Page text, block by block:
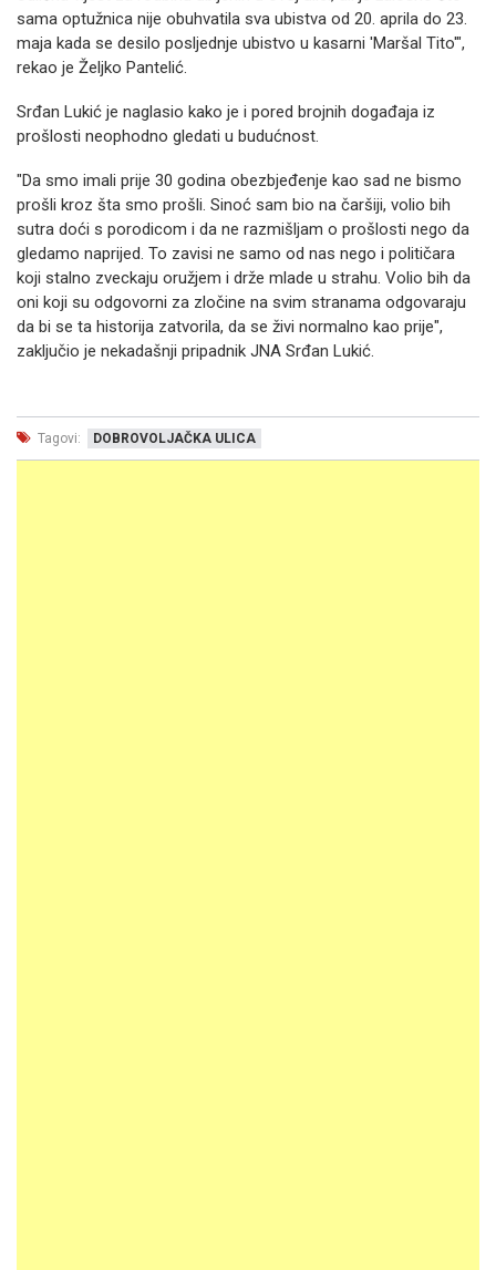
sama optužnica nije obuhvatila sva ubistva od 20. aprila do 23.
maja kada se desilo posljednje ubistvo u kasarni 'Maršal Tito'",
rekao je Željko Pantelić.
Srđan Lukić je naglasio kako je i pored brojnih događaja iz
prošlosti neophodno gledati u budućnost.
"Da smo imali prije 30 godina obezbjeđenje kao sad ne bismo
prošli kroz šta smo prošli. Sinoć sam bio na čaršiji, volio bih
sutra doći s porodicom i da ne razmišljam o prošlosti nego da
gledamo naprijed. To zavisi ne samo od nas nego i političara
koji stalno zveckaju oružjem i drže mlade u strahu. Volio bih da
oni koji su odgovorni za zločine na svim stranama odgovaraju
da bi se ta historija zatvorila, da se živi normalno kao prije",
zaključio je nekadašnji pripadnik JNA Srđan Lukić.
Tagovi: DOBROVOLJAČKA ULICA